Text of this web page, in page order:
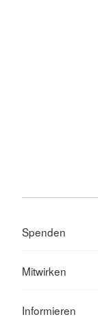
Spenden
Mitwirken
Informieren